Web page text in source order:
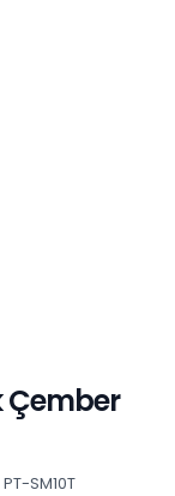
Çember
SM10T